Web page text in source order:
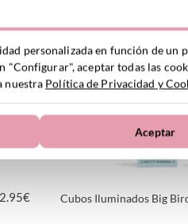
€ Cubos Iluminados Big
personalizada en función de un
"Configurar", aceptar todas las
nuestra Política de Privacidad y
Aceptar